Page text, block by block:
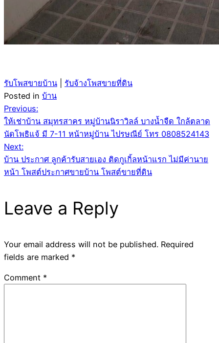
รับโพสขายบ้าน
รับจ้างโพสขายที่ดิน
Posted in บ้าน
Post
navigation
Previous:
ให้เช่าบ้าน สมุทรสาคร หมู่บ้านนิราวิลล์ บางน้ำจืด ใกล้ตลาด
นัดโพธิแจ้ มี 7-11 หน้าหมู่บ้าน ไปรษณีย์ โทร 0808524143
Next:
บ้าน ประกาศ ลูกค้ารับสายเอง ติดกูเกิ้ลหน้าแรก ไม่มีค่านาย
หน้า โพสต์ประกาศขายบ้าน โพสต์ขายที่ดิน
Leave a Reply
Your email address will not be published. Required
fields are marked *
Comment *